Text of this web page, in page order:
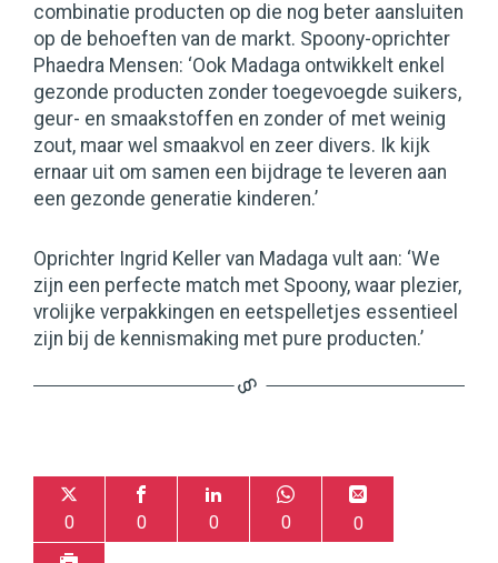
combinatie producten op die nog beter aansluiten
op de behoeften van de markt. Spoony-oprichter
Phaedra Mensen: ‘Ook Madaga ontwikkelt enkel
gezonde producten zonder toegevoegde suikers,
geur- en smaakstoffen en zonder of met weinig
zout, maar wel smaakvol en zeer divers. Ik kijk
ernaar uit om samen een bijdrage te leveren aan
een gezonde generatie kinderen.’
Oprichter Ingrid Keller van Madaga vult aan: ‘We
zijn een perfecte match met Spoony, waar plezier,
vrolijke verpakkingen en eetspelletjes essentieel
zijn bij de kennismaking met pure producten.’
0 0 0 0 0